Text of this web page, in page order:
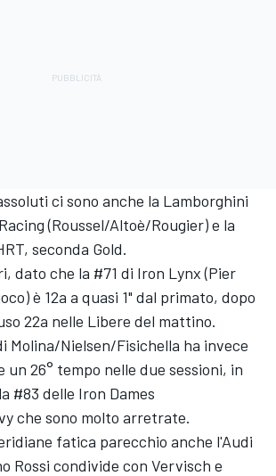
ci sono anche la Lamborghini
(Roussel/Altoè/Rougier) e la
seconda Gold.
dato che la #71 di Iron Lynx (Pier
è 12a a quasi 1" dal primato, dopo
22a nelle Libere del mattino.
Molina/Nielsen/Fisichella ha invece
un 26° tempo nelle due sessioni, in
#83 delle Iron Dames
che sono molto arretrate.
fatica parecchio anche l'Audi
Rossi condivide con Vervisch e